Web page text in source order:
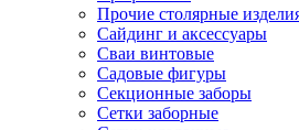
Прочие столярные
Сайдинг и аксессуары
Сваи винтовые
Садовые фигуры
Секционные заборы
Сетки заборные